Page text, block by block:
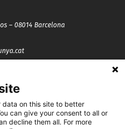
– 08014 Barcelona
data on this site to better
can give your consent to all or
decline them all. For more